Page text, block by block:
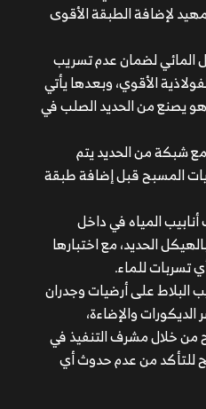
قبل إضافة طبقة أخري من
المياه في داخل الشبكة
مع اختبارها وذلك للتأكد
على أرضيات وجدران
والإضاءة، وبالنهاية
التنفيذ في الشركة
عدم حدوث أي أخطاء أو
أهم العوامل المؤثرة في
لإضافة الطبقة الأقوى
المائي لضمان عدم تسريب
الأقوي، وبعدها يأتي
يصنع من الحديد الصلب في
شبكة من الحديد يتم
المسبح قبل إضافة طبقة
المياه في داخل
الحديد، مع اختبارها
تسربات للماء.
البلاط على أرضيات وجدران
والإضاءة،
من خلال مشرف التنفيذ في
للتأكد من عدم حدوث أي